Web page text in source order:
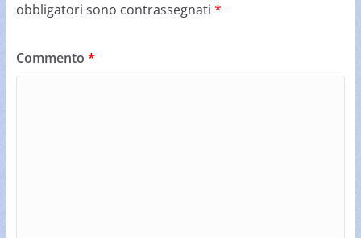
obbligatori sono contrassegnati *
Commento *